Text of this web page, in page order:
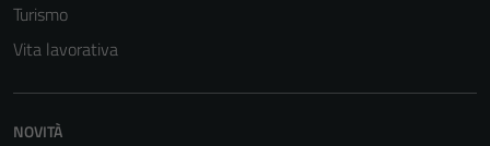
Turismo
Vita lavorativa
NOVITÀ